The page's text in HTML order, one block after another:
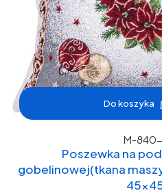
Do koszyka
M-840-
Poszewka na
gobelinowej(tkana